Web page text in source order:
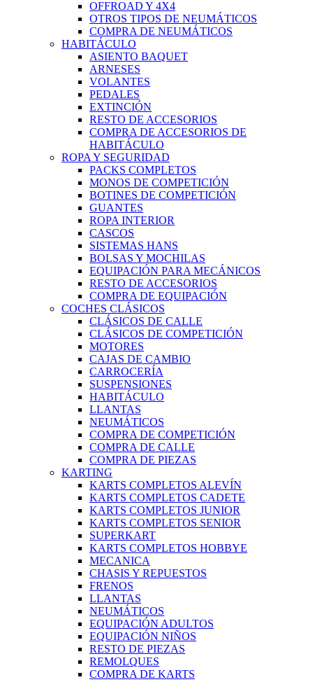
OFFROAD Y 4X4
OTROS TIPOS DE NEUMÁTICOS
COMPRA DE NEUMÁTICOS
HABITÁCULO
ASIENTO BAQUET
ARNESES
VOLANTES
PEDALES
EXTINCIÓN
RESTO DE ACCESORIOS
COMPRA DE ACCESORIOS DE
HABITÁCULO
ROPA Y SEGURIDAD
PACKS COMPLETOS
MONOS DE COMPETICIÓN
BOTINES DE COMPETICIÓN
GUANTES
ROPA INTERIOR
CASCOS
SISTEMAS HANS
BOLSAS Y MOCHILAS
EQUIPACIÓN PARA MECÁNICOS
RESTO DE ACCESORIOS
COMPRA DE EQUIPACIÓN
COCHES CLÁSICOS
CLÁSICOS DE CALLE
CLÁSICOS DE COMPETICIÓN
MOTORES
CAJAS DE CAMBIO
CARROCERÍA
SUSPENSIONES
HABITÁCULO
LLANTAS
NEUMÁTICOS
COMPRA DE COMPETICIÓN
COMPRA DE CALLE
COMPRA DE PIEZAS
KARTING
KARTS COMPLETOS ALEVÍN
KARTS COMPLETOS CADETE
KARTS COMPLETOS JUNIOR
KARTS COMPLETOS SENIOR
SUPERKART
KARTS COMPLETOS HOBBYE
MECANICA
CHASIS Y REPUESTOS
FRENOS
LLANTAS
NEUMÁTICOS
EQUIPACIÓN ADULTOS
EQUIPACIÓN NIÑOS
RESTO DE PIEZAS
REMOLQUES
COMPRA DE KARTS